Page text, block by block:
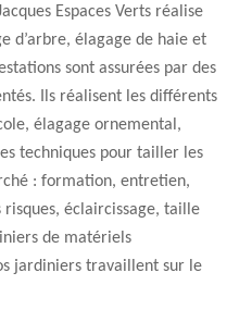
Espaces Verts réalise
d’arbre, élagage de haie et
sont assurées par des
Ils réalisent les différents
élagage ornemental,
techniques pour tailler les
: formation, entretien,
éclaircissage, taille
de matériels
jardiniers travaillent sur le